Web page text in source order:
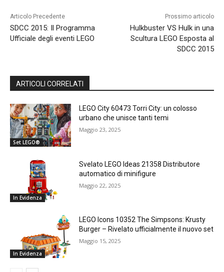
Articolo Precedente
SDCC 2015: Il Programma
Ufficiale degli eventi LEGO
Prossimo articolo
Hulkbuster VS Hulk in una
Scultura LEGO Esposta al
SDCC 2015
ARTICOLI CORRELATI
Set LEGO®
LEGO City 60473 Torri City: un colosso
urbano che unisce tanti temi
Maggio 23, 2025
In Evidenza
Svelato LEGO Ideas 21358 Distributore
automatico di minifigure
Maggio 22, 2025
In Evidenza
LEGO Icons 10352 The Simpsons: Krusty
Burger – Rivelato ufficialmente il nuovo set
Maggio 15, 2025